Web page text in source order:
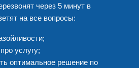
через 5 минут в
на все вопросы:
услугу;
оптимальное решение по